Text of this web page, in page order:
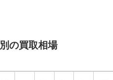
の買取相場